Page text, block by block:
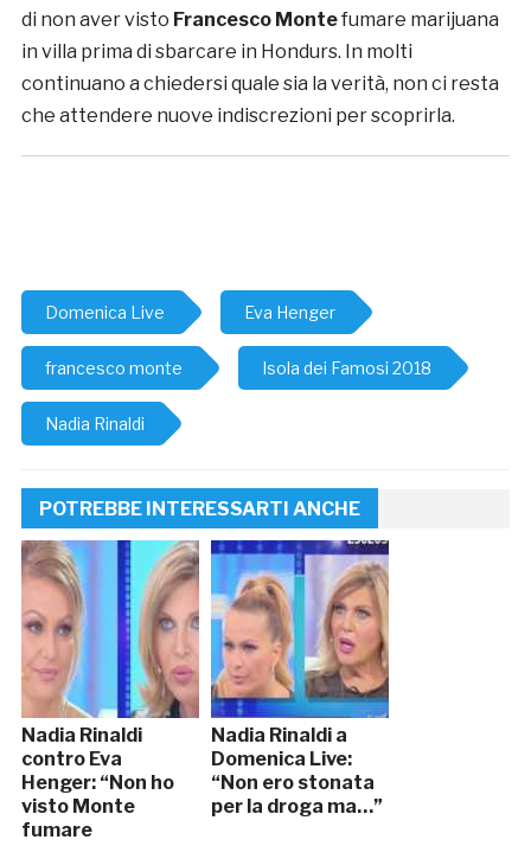
di non aver visto Francesco Montefumare marijuana
in villa prima di sbarcare in Hondurs. In molti
continuano a chiedersi quale sia la verità, non ci resta
che attendere nuove indiscrezioni per scoprirla.
Domenica Live Eva Henger
francesco monte Isola dei Famosi 2018
Nadia Rinaldi
POTREBBE INTERESSARTI ANCHE
Nadia Rinaldi
contro Eva
Henger: “Non ho
visto Monte
fumare
Nadia Rinaldi a
Domenica Live:
“Non ero stonata
per la droga ma…”